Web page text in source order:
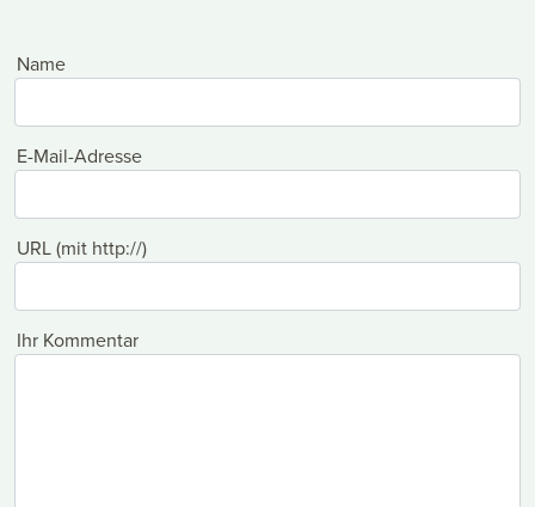
Name
E-Mail-Adresse
URL (mit http://)
Ihr Kommentar